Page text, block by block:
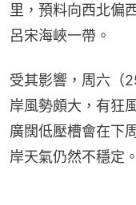
里，預料向西北偏
呂宋海峽一帶。
受其影響，周六（
岸風勢頗大，有狂
廣闊低壓槽會在下
岸天氣仍然不穩定。